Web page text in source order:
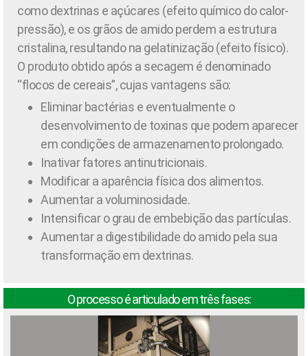
como dextrinas e açúcares (efeito químico do calor-
pressão), e os grãos de amido perdem a estrutura
cristalina, resultando na gelatinização (efeito físico).
O produto obtido após a secagem é denominado
“flocos de cereais”, cujas vantagens são:
Eliminar bactérias e eventualmente o
desenvolvimento de toxinas que podem aparecer
em condições de armazenamento prolongado.
Inativar fatores antinutricionais.
Modificar a aparência física dos alimentos.
Aumentar a voluminosidade.
Intensificar o grau de embebição das partículas.
Aumentar a digestibilidade do amido pela sua
transformação em dextrinas.
O processo é articulado em três fases: